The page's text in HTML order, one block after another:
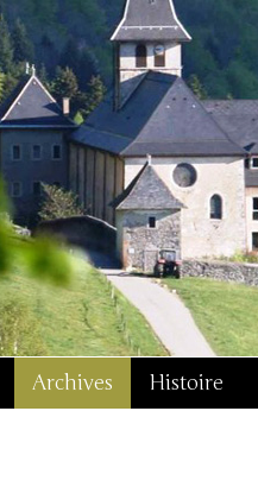
Archives Histoire